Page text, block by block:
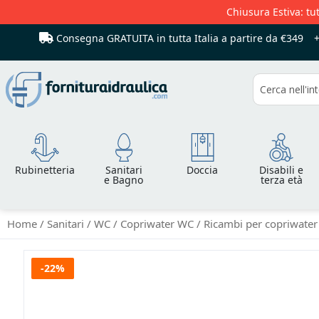
Chiusura Estiva:
Consegna GRATUITA in tutta Italia a partire da €349
Cerca
Rubinetteria Sanitari
e Bagno
Doccia Disabili e
terza età
Home Sanitari WC Copriwater WC Ricambi per copriwater
Vai
-22%